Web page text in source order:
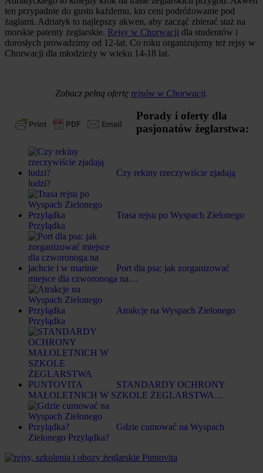
ten przypadnie do gustu każdemu, kto ceni podróżowanie pod
żaglami. Adriatyk to najlepszy akwen, aby zacząć zbierać staż na
morskie patenty żeglarskie. Rejsy w Chorwacji dla studentów i
dorosłych prowadzimy od 12-lat. Co roku organizujemy też rejsy w
Chorwacji dla młodzieży w wieku 14-18 lat.
Zobacz pełną ofertę rejsów w Chorwacji.
Porady i oferty dla
pasjonatów żeglarstwa:
Czy rekiny rzeczywiście zjadają
ludzi?
Trasa rejsu po Wyspach Zielonego
Przylądka
Port dla psa: jak zorganizować
miejsce dla czworonoga na…
Atrakcje na Wyspach Zielonego
Przylądka
STANDARDY OCHRONY
MAŁOLETNICH W SZKOLE ŻEGLARSTWA…
Gdzie cumować na Wyspach
Zielonego Przylądka?